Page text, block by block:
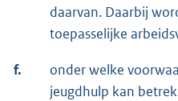
daarvan. Daarbij
toepasselijke
f.
onder welke
jeugdhulp kan